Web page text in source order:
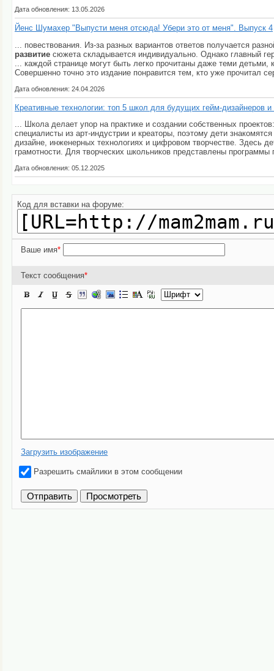
Дата обновления: 13.05.2026
Йенс Шумахер "Выпусти меня отсюда! Убери это от меня". Выпуск 4
... повествования. Из-за разных вариантов ответов получается
развитие сюжета складывается индивидуально. Однако главный
... каждой странице могут быть легко прочитаны даже теми
Совершенно точно это издание понравится тем, кто уже прочитал
Дата обновления: 24.04.2026
Креативные технологии: топ 5 школ для будущих гейм-дизайнеров и
... Школа делает упор на практике и создании собственных
специалисты из арт-индустрии и креаторы, поэтому дети
дизайне, инженерных технологиях и цифровом творчестве. Здесь
грамотности. Для творческих школьников представлены
Дата обновления: 05.12.2025
Код для вставки на форуме:
Ваше имя*
Текст сообщения*
Загрузить изображение
Разрешить смайлики в этом сообщении